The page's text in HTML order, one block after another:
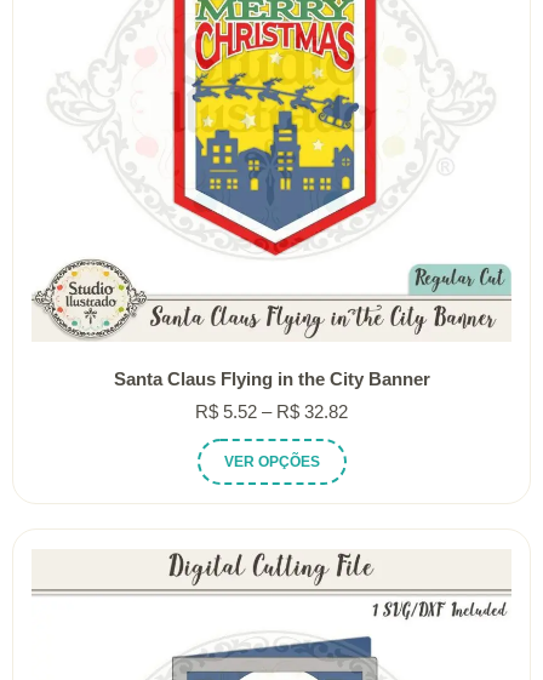
Santa Claus Flying in the City Banner
R$ 5.52 – R$ 32.82Faixa
através
R$ 32.82
VER OPÇÕES
produto
tem
várias
variantes.
opções
podem
ser